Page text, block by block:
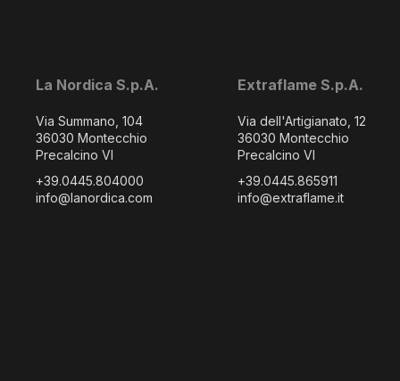
La Nordica S.p.A.
Via Summano, 104
36030 Montecchio
Precalcino VI
+39.0445.804000
info@lanordica.com
Extraflame S.p.A.
Via dell'Artigianato, 12
36030 Montecchio
Precalcino VI
+39.0445.865911
info@extraflame.it